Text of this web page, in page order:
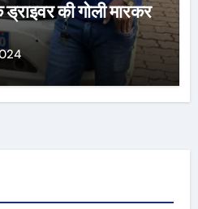
की गोली मारकर